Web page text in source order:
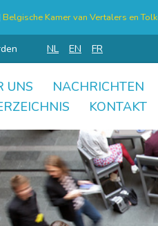
Belgische Kamer van Vertalers en
NL EN FR
UNS NACHRICHTEN
KONTAKT